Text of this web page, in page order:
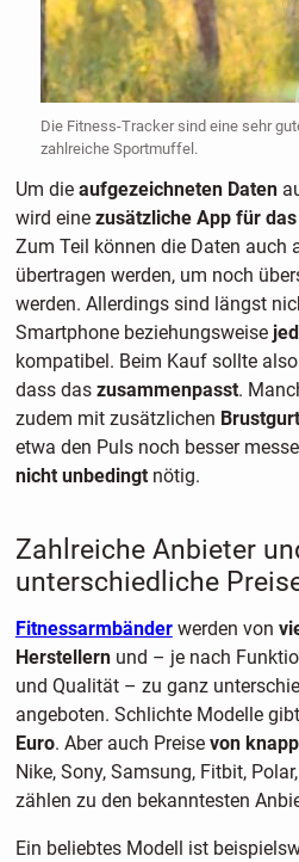
Die Fitness-Tracker sind eine sehr
zahlreiche Sportmuffel.
Um die aufgezeichneten Daten
wird eine zusätzliche App für das
Zum Teil können die Daten auch
übertragen werden, um noch
werden. Allerdings sind längst
Smartphone beziehungsweise
kompatibel. Beim Kauf sollte also
dass das zusammenpasst.
zudem mit zusätzlichen
etwa den Puls noch besser
nicht unbedingtnötig.
Zahlreiche Anbieter
unterschiedliche
Fitnessarmbänderwerden von
Herstellernund – je nach
und Qualität – zu ganz
angeboten. Schlichte Modelle
Euro. Aber auch Preise von
Nike, Sony, Samsung, Fitbit,
zählen zu den bekanntesten
Ein beliebtes Modell ist